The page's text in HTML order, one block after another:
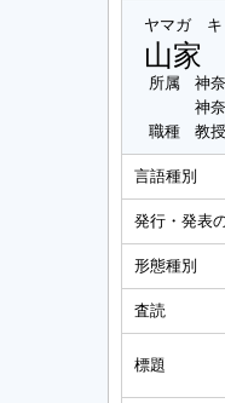
ヤマガ キ
山家
所属
神
神
職種
教授
言語種別
発行・発表
形態種別
査読
標題